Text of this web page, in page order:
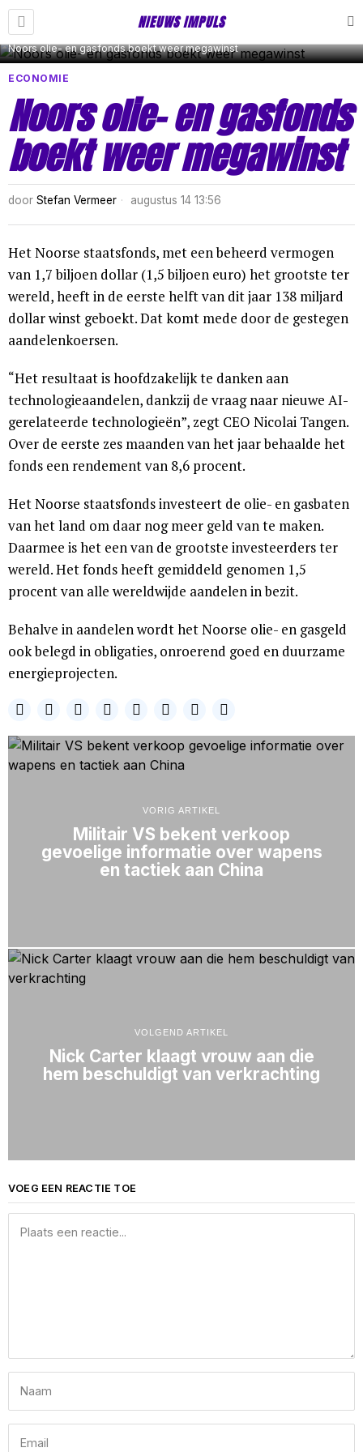
NIEUWS IMPULS
Noors olie- en gasfonds boekt weer megawinst
ECONOMIE
Noors olie- en gasfonds
boekt weer megawinst
door Stefan Vermeer augustus 14 13:56
Het Noorse staatsfonds, met een beheerd vermogen
van 1,7 biljoen dollar (1,5 biljoen euro) het grootste ter
wereld, heeft in de eerste helft van dit jaar 138 miljard
dollar winst geboekt. Dat komt mede door de gestegen
aandelenkoersen.
“Het resultaat is hoofdzakelijk te danken aan
technologieaandelen, dankzij de vraag naar nieuwe AI-
gerelateerde technologieën”, zegt CEO Nicolai Tangen.
Over de eerste zes maanden van het jaar behaalde het
fonds een rendement van 8,6 procent.
Het Noorse staatsfonds investeert de olie- en gasbaten
van het land om daar nog meer geld van te maken.
Daarmee is het een van de grootste investeerders ter
wereld. Het fonds heeft gemiddeld genomen 1,5
procent van alle wereldwijde aandelen in bezit.
Behalve in aandelen wordt het Noorse olie- en gasgeld
ook belegd in obligaties, onroerend goed en duurzame
energieprojecten.
VORIG ARTIKEL
Militair VS bekent verkoop
gevoelige informatie over wapens
en tactiek aan China
VOLGEND ARTIKEL
Nick Carter klaagt vrouw aan die
hem beschuldigt van verkrachting
VOEG EEN REACTIE TOE